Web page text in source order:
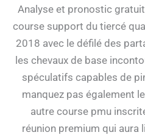
Analyse et pronostic
course support du tiercé
2018 avec le défilé des
les chevaux de base
spéculatifs capables de
manquez pas également
autre course pmu
réunion premium qui aura